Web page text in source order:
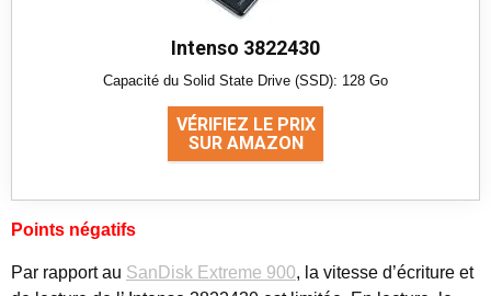
Intenso 3822430
Capacité du Solid State Drive (SSD): 128 Go
VÉRIFIEZ LE PRIX
SUR AMAZON
Points négatifs
Par rapport au SanDisk Extreme 900, la vitesse d’écriture et